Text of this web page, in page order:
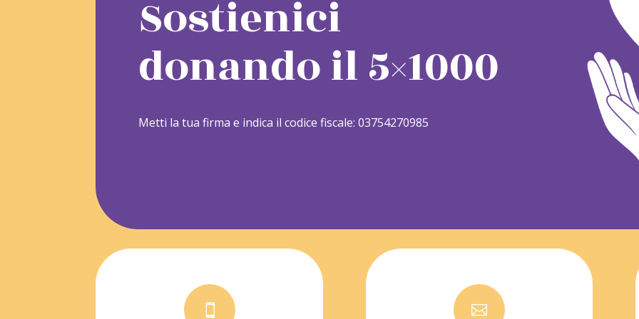
Sostienici
donando il 5×1000
Metti la tua firma e indica il codice fiscale: 03754270985
 